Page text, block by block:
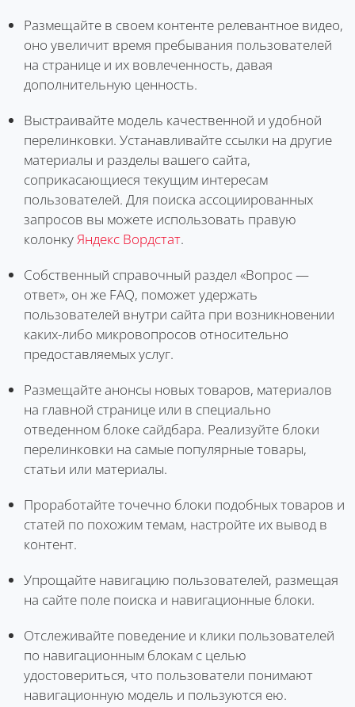
Размещайте в своем контенте релевантное видео,
оно увеличит время пребывания пользователей
на странице и их вовлеченность, давая
дополнительную ценность.
Выстраивайте модель качественной и удобной
перелинковки. Устанавливайте ссылки на другие
материалы и разделы вашего сайта,
соприкасающиеся текущим интересам
пользователей. Для поиска ассоциированных
запросов вы можете использовать правую
колонкуЯндекс Вордстат.
Собственный справочный раздел «Вопрос —
ответ», он же FAQ, поможет удержать
пользователей внутри сайта при возникновении
каких-либо микровопросов относительно
предоставляемых услуг.
Размещайте анонсы новых товаров, материалов
на главной странице или в специально
отведенном блоке сайдбара. Реализуйте блоки
перелинковки на самые популярные товары,
статьи или материалы.
Проработайте точечно блоки подобных товаров и
статей по похожим темам, настройте их вывод в
контент.
Упрощайте навигацию пользователей, размещая
на сайте поле поиска и навигационные блоки.
Отслеживайте поведение и клики пользователей
по навигационным блокам с целью
удостовериться, что пользователи понимают
навигационную модель и пользуются ею.